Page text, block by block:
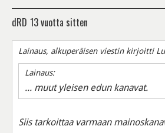
dRD 13 vuotta sitten
Lainaus, alkuperäisen viestin kirjoitti
Lainaus:
... muut yleisen edun kanavat.
Siis tarkoittaa varmaan